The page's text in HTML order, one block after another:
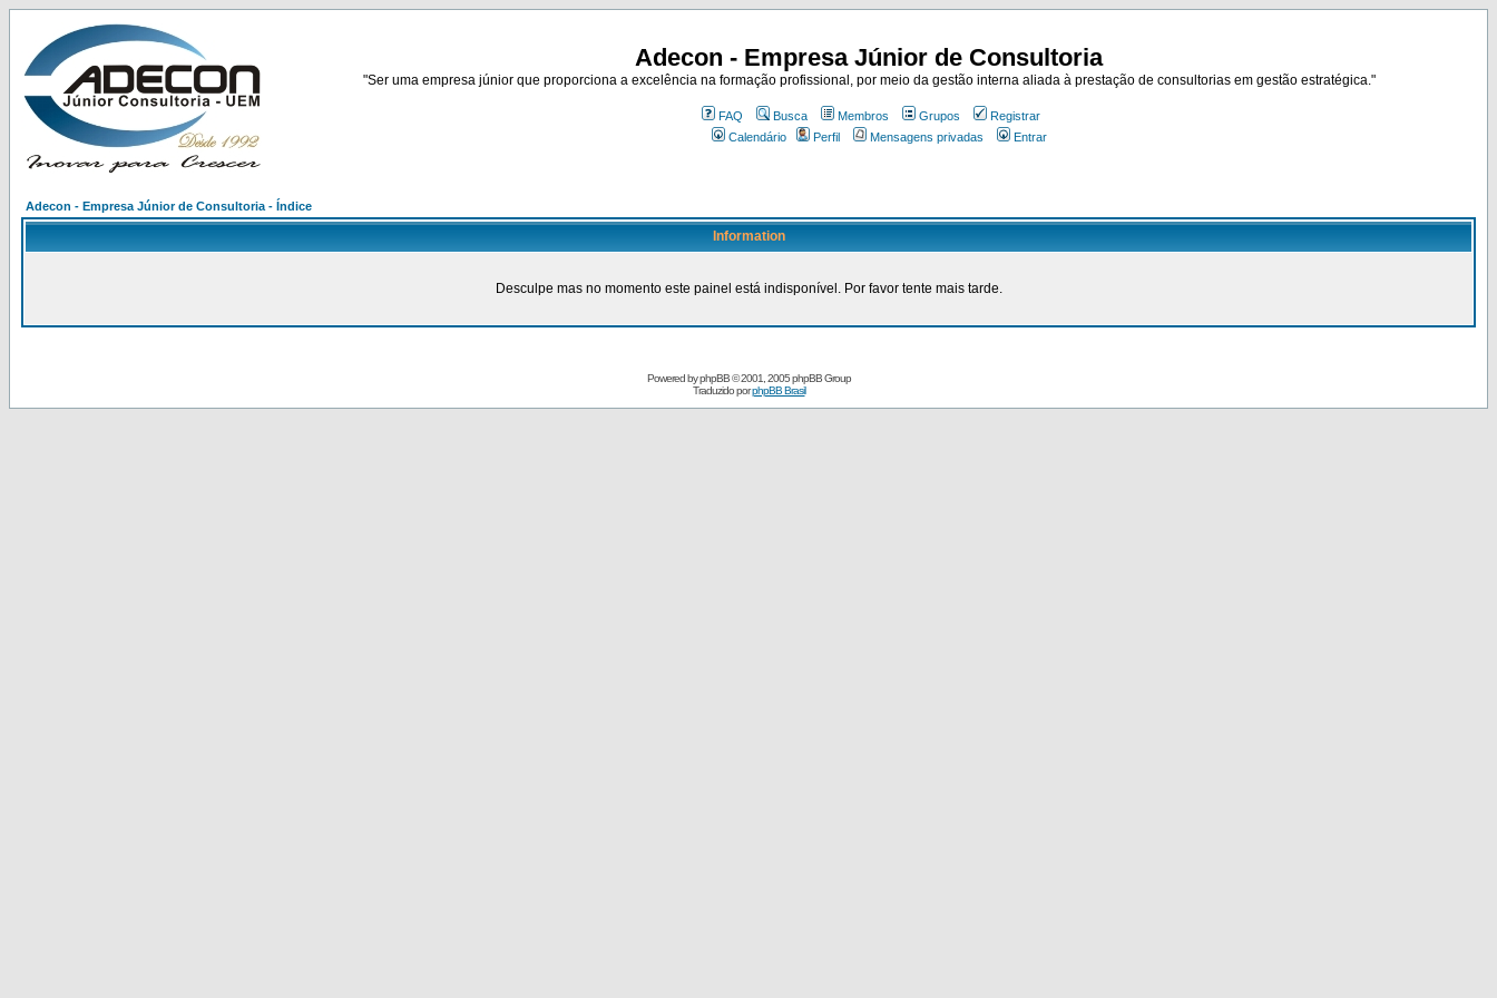
Adecon - Empresa Júnior de Consultoria
"Ser uma empresa júnior que proporciona a excelência na formação profissional, por meio da gestão interna aliada à prestação de consultorias em gestão estratégica."
FAQ Busca Membros Grupos
Registrar
Calendário
Perfil Mensagens privadas Entrar
Adecon - Empresa Júnior de Consultoria - Índice
Information
Desculpe mas no momento este painel está indisponível. Por favor tente mais tarde.
Powered byphpBB© 2001, 2005 phpBB Group
Traduzido porphpBB Brasil